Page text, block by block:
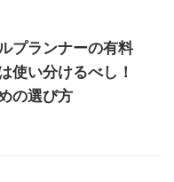
プランナーの有料
使い分けるべし！
の選び方